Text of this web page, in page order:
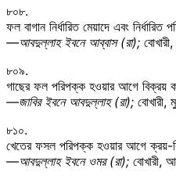
৮০৮.
ফল বাগান নির্ধারিত মেয়াদে এবং
—আবদুল্লাহ ইবনে আব্বাস (রা);
৮০৯.
গাছের ফল পরিপক্ক হওয়ার আগে বিক্রয়
—জাবির ইবনে আবদুল্লাহ (রা); বোখারী,
৮১০.
খেতের ফসল পরিপক্ক হওয়ার আগে ক্রয়-
—আবদুল্লাহ ইবনে ওমর (রা); বোখারী,